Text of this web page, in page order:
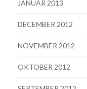
JANUAR 2013
DECEMBER 2012
NOVEMBER 2012
OKTOBER 2012